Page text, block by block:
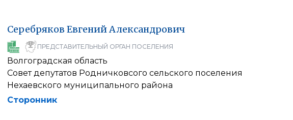
Серебряков ЕвгенийАлександрович
ПРЕДСТАВИТЕЛЬНЫЙ ОРГАН ПОСЕЛЕНИЯ
Волгоградская область
Совет депутатов Родничковсого сельского поселения
Нехаевского муниципального района
Сторонник